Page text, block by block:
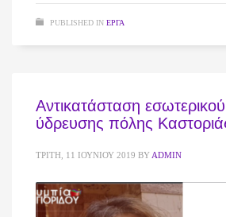
PUBLISHED IN ΈΡΓΑ
Αντικατάσταση
ύδρευσης πόλης
ΤΡΊΤΗ, 11 ΙΟΥΝΊΟΥ 2019 BY ADMIN